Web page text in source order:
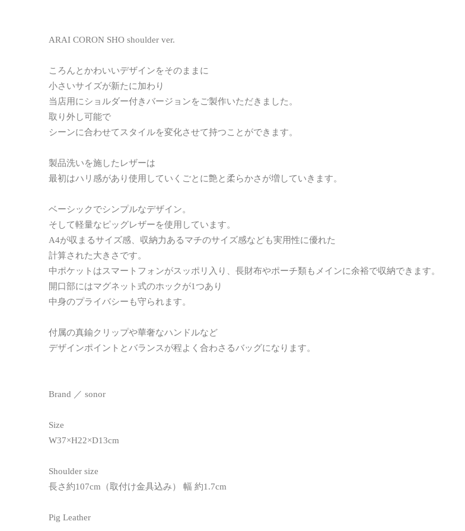
ARAI CORON SHO shoulder ver.
ころんとかわいいデザインをそのままに
小さいサイズが新たに加わり
当店用にショルダー付きバージョンをご製作いただきました。
取り外し可能で
シーンに合わせてスタイルを変化させて持つことができます。
製品洗いを施したレザーは
最初はハリ感があり使用していくごとに艶と柔らかさが増していきます。
ベーシックでシンプルなデザイン。
そして軽量なピッグレザーを使用しています。
A4が収まるサイズ感、収納力あるマチのサイズ感なども実用性に優れた
計算された大きさです。
中ポケットはスマートフォンがスッポリ入り、長財布やポーチ類もメインに余裕で収納できます。
開口部にはマグネット式のホックが1つあり
中身のプライバシーも守られます。
付属の真鍮クリップや華奢なハンドルなど
デザインポイントとバランスが程よく合わさるバッグになります。
Brand ／ sonor
Size
W37×H22×D13cm
Shoulder size
長さ約107cm（取付け金具込み） 幅 約1.7cm
Pig Leather